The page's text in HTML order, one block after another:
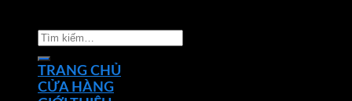
Tìm
kiếm:
TRANG CHỦ
CỬA HÀNG